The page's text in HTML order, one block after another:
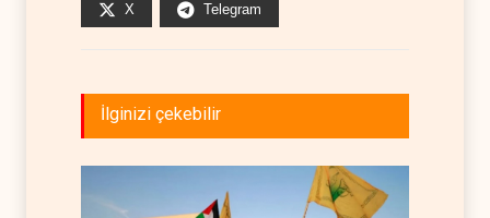
X Telegram
İlginizi çekebilir